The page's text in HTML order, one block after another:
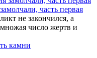
часть первая
не закончился, а
число жертв и
камни